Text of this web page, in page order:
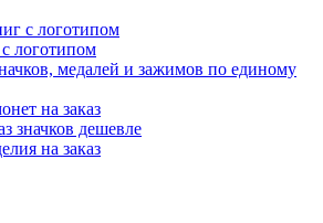
с логотипом
с логотипом
медалей и зажимов по единому
на заказ
значков дешевле
на заказ